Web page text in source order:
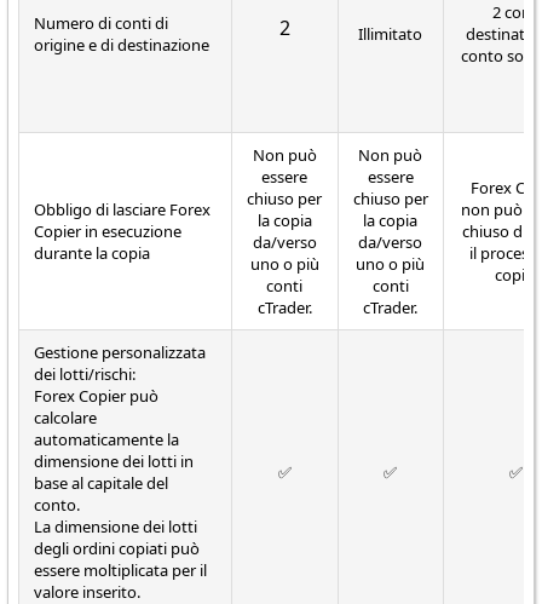
Numero di conti di
origine e di destinazione
2 Illimitato
2 conti
conto
Obbligo di lasciare Forex
Copier in esecuzione
durante la copia
Non può
essere
chiuso per
la copia
da/verso
uno o più
conti
cTrader.
Non può
essere
chiuso per
la copia
da/verso
uno o più
conti
cTrader.
Forex
non può
chiuso
il
copia.
Gestione personalizzata
dei lotti/rischi:
Forex Copier può
calcolare
automaticamente la
dimensione dei lotti in
base al capitale del
conto.
La dimensione dei lotti
degli ordini copiati può
essere moltiplicata per il
valore inserito.
✅ ✅ ✅